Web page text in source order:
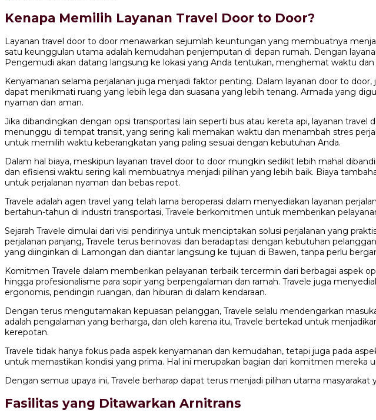
Kenapa Memilih Layanan Travel Door to Door?
Layanan travel door to door menawarkan sejumlah keuntungan yang membuatnya
satu keunggulan utama adalah kemudahan penjemputan di depan rumah. Dengan
Pengemudi akan datang langsung ke lokasi yang Anda tentukan, menghemat waktu dan
Kenyamanan selama perjalanan juga menjadi faktor penting. Dalam layanan door to
dapat menikmati ruang yang lebih lega dan suasana yang lebih tenang. Armada yang
nyaman dan aman.
Jika dibandingkan dengan opsi transportasi lain seperti bus atau kereta api, layanan
menunggu di tempat transit, yang sering kali memakan waktu dan menambah stres
untuk memilih waktu keberangkatan yang paling sesuai dengan kebutuhan Anda.
Dalam hal biaya, meskipun layanan travel door to door mungkin sedikit lebih mahal
dan efisiensi waktu sering kali membuatnya menjadi pilihan yang lebih baik. Biaya
untuk perjalanan nyaman dan bebas repot.
Travele adalah agen travel yang telah lama beroperasi dalam menyediakan layanan
bertahun-tahun di industri transportasi, Travele berkomitmen untuk memberikan
Sejarah Travele dimulai dari visi pendirinya untuk menciptakan solusi perjalanan yang
perjalanan panjang, Travele terus berinovasi dan beradaptasi dengan kebutuhan
yang diinginkan di Lamongan dan diantar langsung ke tujuan di Bawen, tanpa perlu
Komitmen Travele dalam memberikan pelayanan terbaik tercermin dari berbagai aspek
hingga profesionalisme para sopir yang berpengalaman dan ramah. Travele juga
ergonomis, pendingin ruangan, dan hiburan di dalam kendaraan.
Dengan terus mengutamakan kepuasan pelanggan, Travele selalu mendengarkan
adalah pengalaman yang berharga, dan oleh karena itu, Travele bertekad untuk
kerepotan.
Travele tidak hanya fokus pada aspek kenyamanan dan kemudahan, tetapi juga pada
untuk memastikan kondisi yang prima. Hal ini merupakan bagian dari komitmen mereka
Dengan semua upaya ini, Travele berharap dapat terus menjadi pilihan utama
Fasilitas yang Ditawarkan Arnitrans